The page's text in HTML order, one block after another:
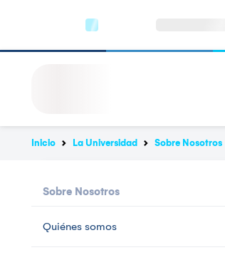
Inicio La Universidad Sobre Nosotros
Sobre Nosotros
Quiénes somos